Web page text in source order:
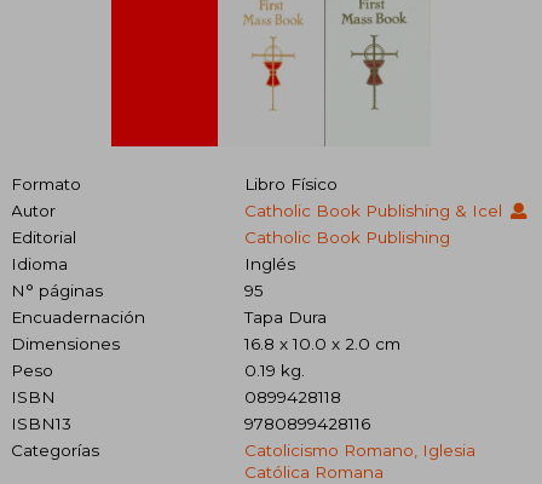
Formato
Libro Físico
Autor
Catholic Book Publishing & Icel
Editorial
Catholic Book Publishing
Idioma
Inglés
N° páginas
95
Encuadernación
Tapa Dura
Dimensiones
16.8 x 10.0 x 2.0 cm
Peso
0.19 kg.
ISBN
0899428118
ISBN13
9780899428116
Categorías
Catolicismo Romano, Iglesia
Católica Romana